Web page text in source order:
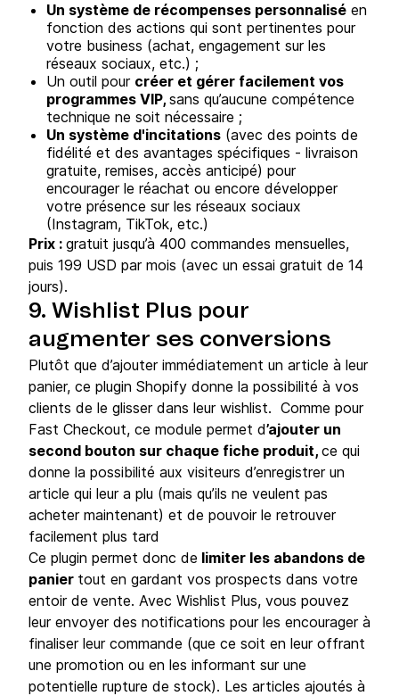
Un système de récompenses personnalisé en
fonction des actions qui sont pertinentes pour
votre business (achat, engagement sur les
réseaux sociaux, etc.) ;
Un outil pour créer et gérer facilement vos
programmes VIP, sans qu’aucune compétence
technique ne soit nécessaire ;
Un système d'incitations (avec des points de
fidélité et des avantages spécifiques - livraison
gratuite, remises, accès anticipé) pour
encourager le réachat ou encore développer
votre présence sur les réseaux sociaux
(Instagram, TikTok, etc.)
Prix : gratuit jusqu’à 400 commandes mensuelles,
puis 199 USD par mois (avec un essai gratuit de 14
jours).
9. Wishlist Plus pour
augmenter ses conversions
Plutôt que d’ajouter immédiatement un article à leur
panier, ce plugin Shopify donne la possibilité à vos
clients de le glisser dans leur wishlist. Comme pour
Fast Checkout, ce module permet d’ajouter un
second bouton sur chaque fiche produit, ce qui
donne la possibilité aux visiteurs d’enregistrer un
article qui leur a plu (mais qu’ils ne veulent pas
acheter maintenant) et de pouvoir le retrouver
facilement plus tard
Ce plugin permet donc de limiter les abandons de
panier tout en gardant vos prospects dans votre
entoir de vente. Avec Wishlist Plus, vous pouvez
leur envoyer des notifications pour les encourager à
finaliser leur commande (que ce soit en leur offrant
une promotion ou en les informant sur une
potentielle rupture de stock). Les articles ajoutés à